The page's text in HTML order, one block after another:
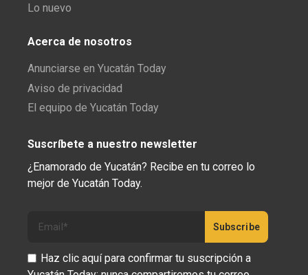
Lo nuevo
Acerca de nosotros
Anunciarse en Yucatán Today
Aviso de privacidad
El equipo de Yucatán Today
Suscríbete a nuestro newsletter
¿Enamorado de Yucatán? Recibe en tu correo lo
mejor de Yucatán Today.
Haz clic aquí para confirmar tu suscripción a